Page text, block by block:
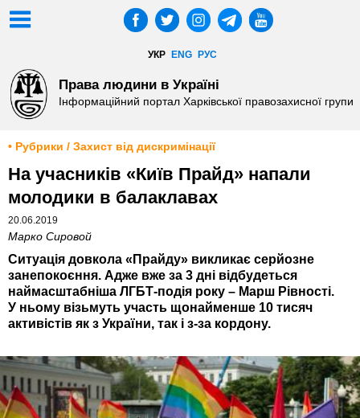
УКР ENG РУС
Права людини в Україні
Інформаційний портал Харківської правозахисної групи
• Рубрики / Захист від дискримінації
На учасників «Київ Прайд» напали
молодики в балаклавах
20.06.2019
Марко Сировой
Ситуація довкола «Прайду» викликає серйозне
занепокоєння. Адже вже за 3 дні відбудеться
наймасштабніша ЛГБТ-подія року – Марш Рівності.
У ньому візьмуть участь щонайменше 10 тисяч
активістів як з України, так і з-за кордону.